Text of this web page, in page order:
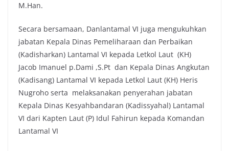
M.Han.
Secara bersamaan, Danlantamal VI juga mengukuhkan
jabatan Kepala Dinas Pemeliharaan dan Perbaikan
(Kadisharkan) Lantamal VI kepada Letkol Laut (KH)
Jacob Imanuel p.Dami ,S.Pt dan Kepala Dinas Angkutan
(Kadisang) Lantamal VI kepada Letkol Laut (KH) Heris
Nugroho serta melaksanakan penyerahan jabatan
Kepala Dinas Kesyahbandaran (Kadissyahal) Lantamal
VI dari Kapten Laut (P) Idul Fahirun kepada Komandan
Lantamal VI